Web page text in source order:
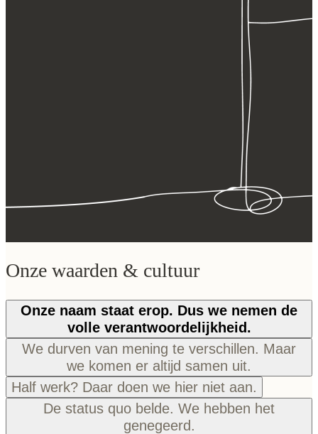
Onze waarden & cultuur
Onze naam staat erop. Dus we nemen de
volle verantwoordelijkheid.
We durven van mening te verschillen. Maar
we komen er altijd samen uit.
Half werk? Daar doen we hier niet aan.
De status quo belde. We hebben het
genegeerd.